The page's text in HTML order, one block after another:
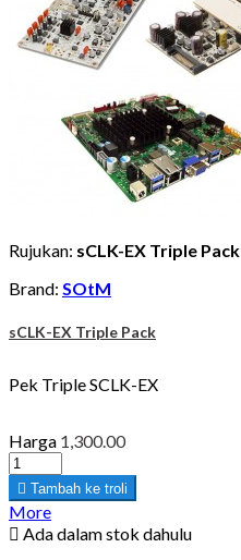
Rujukan: sCLK-EX Triple Pack
Brand: SOtM
sCLK-EX Triple Pack
Pek Triple SCLK-EX
Harga 1,300.00
 Tambah ke troli
More
 Ada dalam stok dahulu